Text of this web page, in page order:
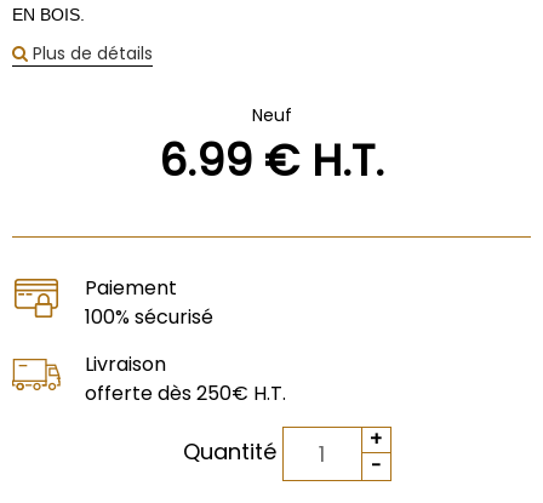
EN BOIS.
Plus de détails
Neuf
6.99 € H.T.
Paiement
100% sécurisé
Livraison
offerte dès 250€ H.T.
Quantité